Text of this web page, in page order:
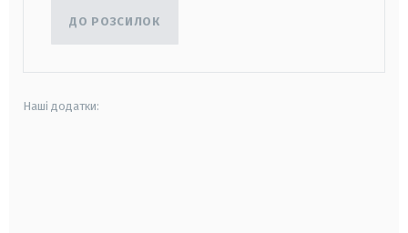
ДО РОЗСИЛОК
Наші додатки: